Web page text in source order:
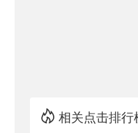
相关点击排行